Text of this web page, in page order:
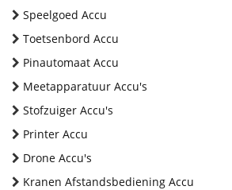
Speelgoed Accu
Toetsenbord Accu
Pinautomaat Accu
Meetapparatuur Accu's
Stofzuiger Accu's
Printer Accu
Drone Accu's
Kranen Afstandsbediening Accu